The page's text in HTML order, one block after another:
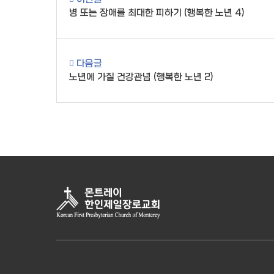
병 또는 장애를 최대한 피하기 (행복한 노년 4)
다음글
노년에 가질 건강관념 (행복한 노년 2)